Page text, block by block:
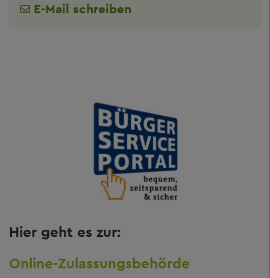
E-Mail schreiben
Hier geht es zur:
Online-Zulassungsbehörde